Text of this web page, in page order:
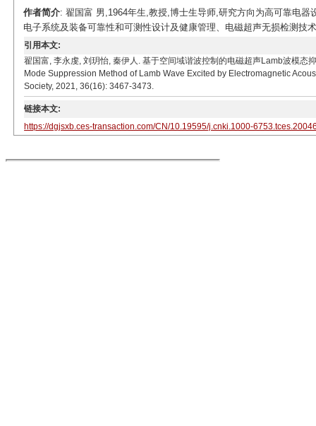
作者简介: 翟国富 男,1964年生,教授,博士生导师,研究方向为高可靠电
电子系统及装备可靠性和可测性设计及健康管理、电磁超声无损检测技
引用本文:
翟国富, 李永虔, 刘玥怡, 秦伊人. 基于空间域谐波控制的电磁超声Lamb波模
Mode Suppression Method of Lamb Wave Excited by Electromagnetic
Society, 2021, 36(16): 3467-3473.
链接本文:
https://dgjsxb.ces-transaction.com/CN/10.19595/j.cnki.1000-